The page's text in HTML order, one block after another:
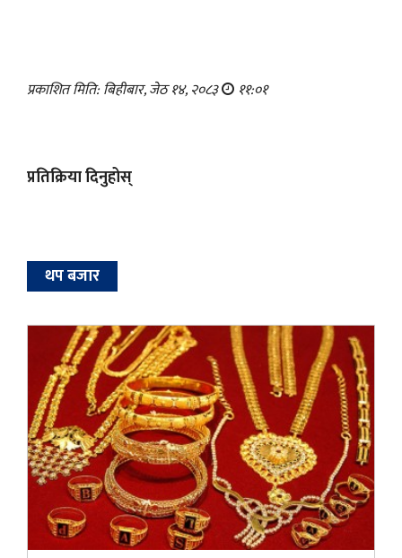
प्रकाशित मिति: बिहीबार, जेठ १४, २०८३ ११:०१
प्रतिक्रिया दिनुहोस्
थप बजार